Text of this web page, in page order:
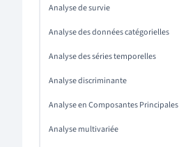
Analyse de survie
Analyse des données catégorielles
Analyse des séries temporelles
Analyse discriminante
Analyse en Composantes Principales
Analyse multivariée